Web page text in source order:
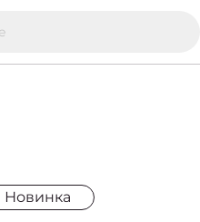
Новинка